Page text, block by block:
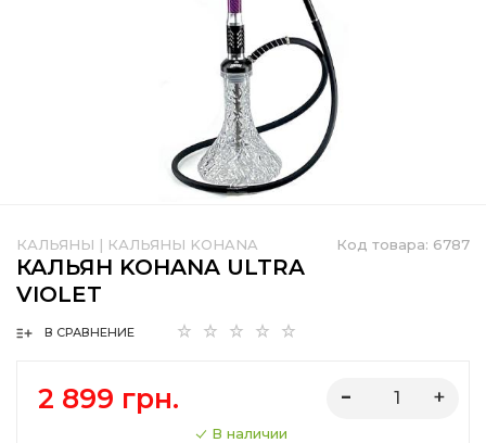
Код товара: 6787
КАЛЬЯНЫ | КАЛЬЯНЫ KOHANA
КАЛЬЯН KOHANA ULTRA
VIOLET
В СРАВНЕНИЕ
2 899 грн.
В наличии